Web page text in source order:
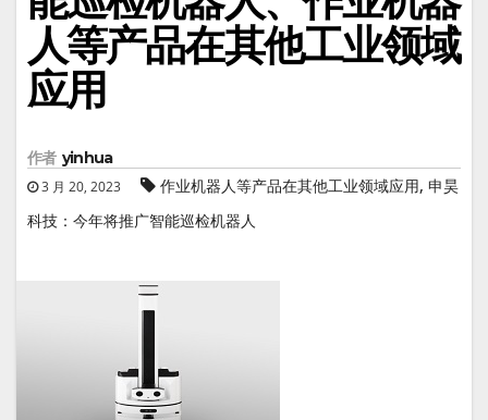
人等产品在其他工业领域
应用
作者 yinhua
3 月 20, 2023 作业机器人等产品在其他工业领域应用, 申昊
科技：今年将推广智能巡检机器人